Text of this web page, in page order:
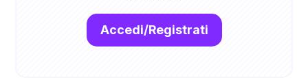
Accedi/Registrati